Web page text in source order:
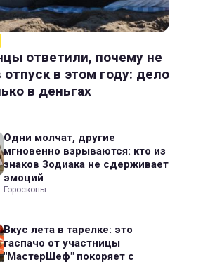
ответили, почему не
отпуск в этом году: дело
в деньгах
Одни молчат, другие
мгновенно взрываются: кто из
знаков Зодиака не сдерживает
эмоций
Гороскопы
Вкус лета в тарелке: это
гаспачо от участницы
"МастерШеф" покоряет с